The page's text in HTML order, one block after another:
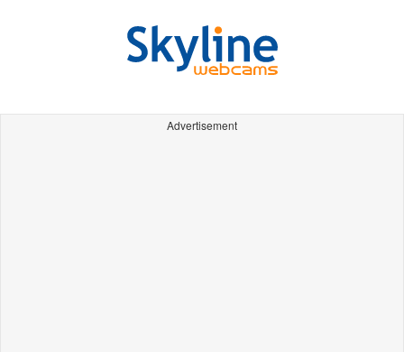
Advertisement